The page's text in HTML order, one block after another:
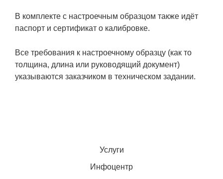
В комплекте с настроечным образцом также идёт
паспорт и сертификат о калибровке.
Все требования к настроечному образцу (как то
толщина, длина или руководящий документ)
указываются заказчиком в техническом задании.
Услуги
Инфоцентр